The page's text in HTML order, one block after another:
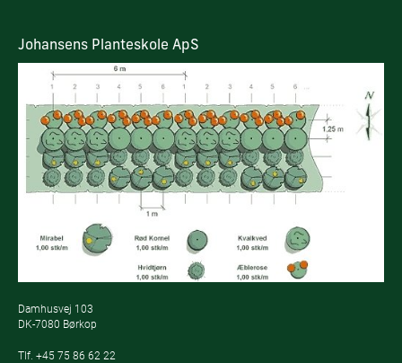
Johansens Planteskole ApS
Damhusvej 103
DK-7080 Børkop
Tlf. +45 75 86 62 22